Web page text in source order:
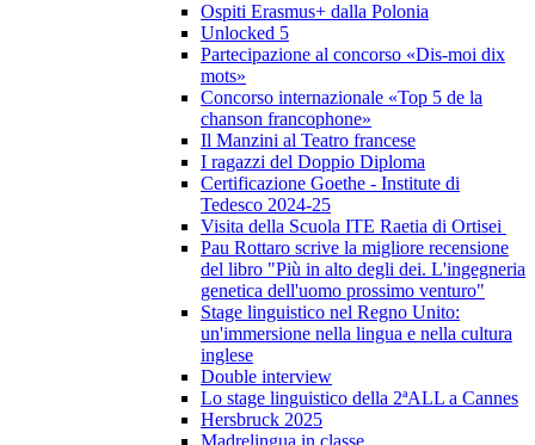
Ospiti Erasmus+ dalla Polonia
Unlocked 5
Partecipazione al concorso «Dis-moi dix
mots»
Concorso internazionale «Top 5 de la
chanson francophone»
Il Manzini al Teatro francese
I ragazzi del Doppio Diploma
Certificazione Goethe - Institute di
Tedesco 2024-25
Visita della Scuola ITE Raetia di Ortisei
Pau Rottaro scrive la migliore recensione
del libro "Più in alto degli dei. L'ingegneria
genetica dell'uomo prossimo venturo"
Stage linguistico nel Regno Unito:
un'immersione nella lingua e nella cultura
inglese
Double interview
Lo stage linguistico della 2ªALL a Cannes
Hersbruck 2025